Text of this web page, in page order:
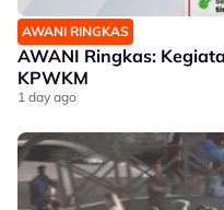
AWANI RINGKAS
AWANI Ringkas:
KPWKM
1 day ago